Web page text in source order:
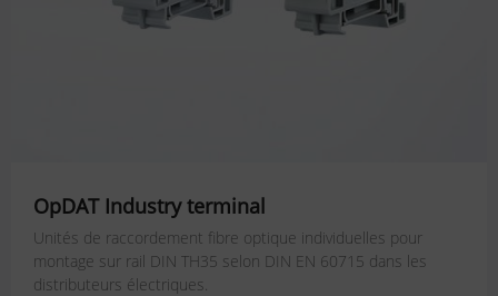
OpDAT Industry terminal
Unités de raccordement fibre optique individuelles pour
montage sur rail DIN TH35 selon DIN EN 60715 dans les
distributeurs électriques.